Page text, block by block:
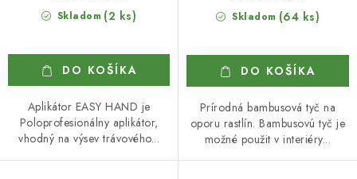
Skladom (2 ks)
DO KOŠÍKA
Aplikátor EASY HAND je
Poloprofesionálny aplikátor,
vhodný na výsev trávového...
Skladom (64 ks)
DO KOŠÍKA
Prírodná bambusová tyč na
oporu rastlín. Bambusovú tyč je
možné použit v interiéry...